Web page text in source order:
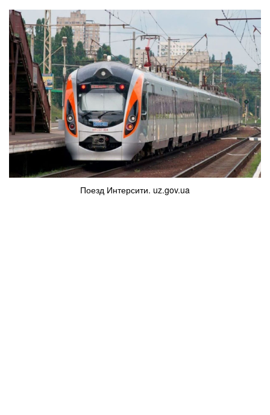
Поезд Интерсити. uz.gov.ua